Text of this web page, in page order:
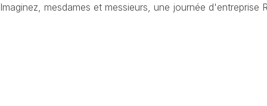
Imaginez, mesdames et messieurs, une journée d'entreprise